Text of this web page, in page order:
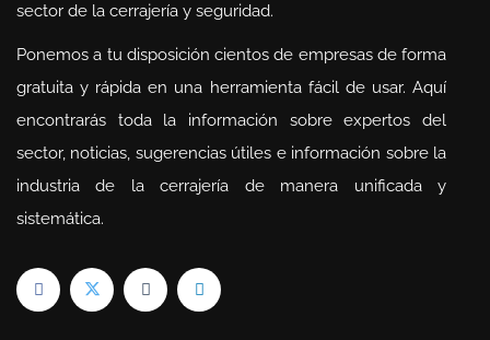
sector de la cerrajería y seguridad.
Ponemos a tu disposición cientos de empresas de forma
gratuita y rápida en una herramienta fácil de usar. Aquí
encontrarás toda la información sobre expertos del
sector, noticias, sugerencias útiles e información sobre la
industria de la cerrajería de manera unificada y
sistemática.